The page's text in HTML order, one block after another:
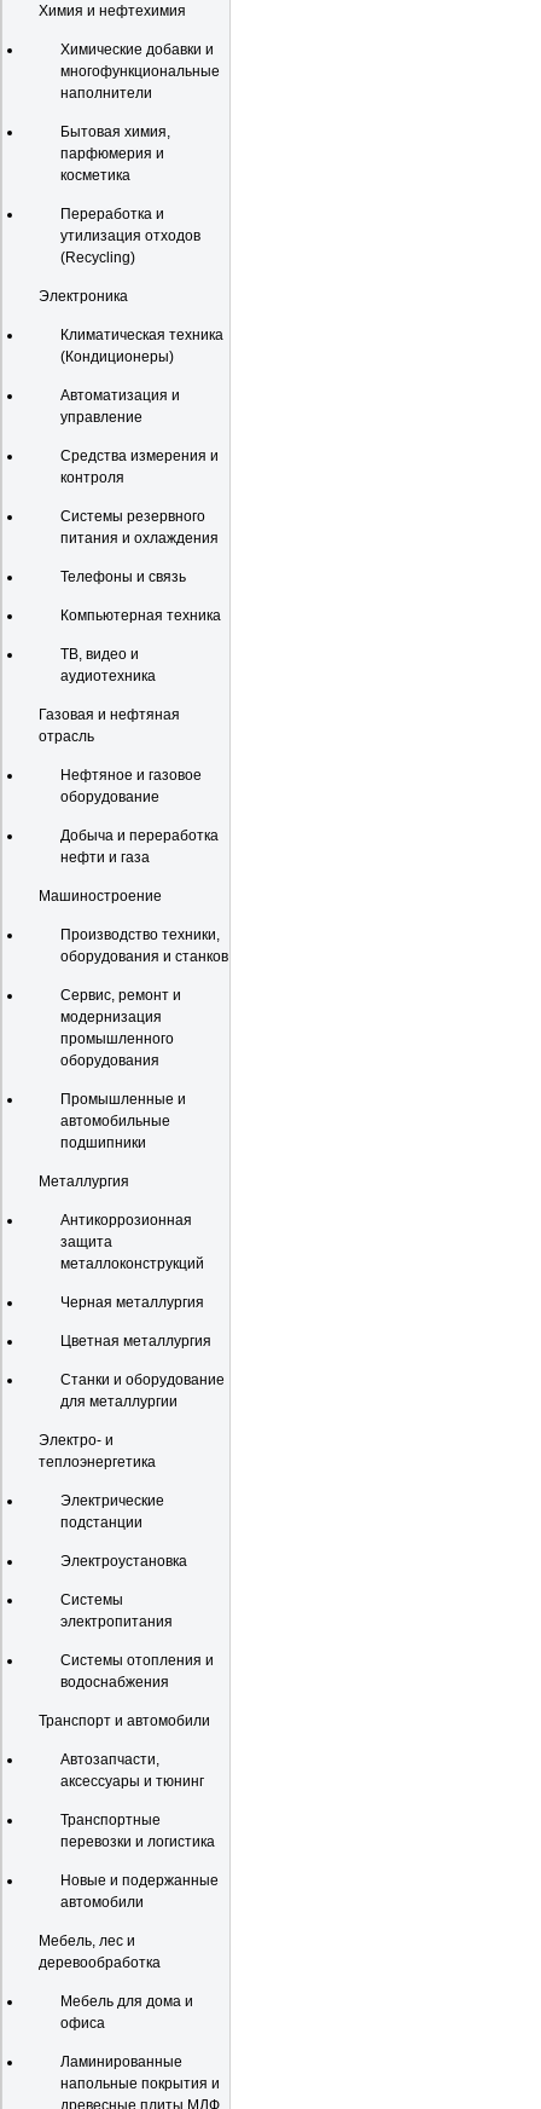
Химия и нефтехимия
Химические добавки и
многофункциональные
наполнители
Бытовая химия,
парфюмерия и
косметика
Переработка и
утилизация отходов
(Recycling)
Электроника
Климатическая техника
(Кондиционеры)
Автоматизация и
управление
Средства измерения и
контроля
Системы резервного
питания и охлаждения
Телефоны и связь
Компьютерная техника
ТВ, видео и
аудиотехника
Газовая и нефтяная
отрасль
Нефтяное и газовое
оборудование
Добыча и переработка
нефти и газа
Машиностроение
Производство техники,
оборудования и станков
Сервис, ремонт и
модернизация
промышленного
оборудования
Промышленные и
автомобильные
подшипники
Металлургия
Антикоррозионная
защита
металлоконструкций
Черная металлургия
Цветная металлургия
Станки и оборудование
для металлургии
Электро- и
теплоэнергетика
Электрические
подстанции
Электроустановка
Системы
электропитания
Системы отопления и
водоснабжения
Транспорт и автомобили
Автозапчасти,
аксессуары и тюнинг
Транспортные
перевозки и логистика
Новые и подержанные
автомобили
Мебель, лес и
деревообработка
Мебель для дома и
офиса
Ламинированные
напольные покрытия и
древесные плиты МДФ,